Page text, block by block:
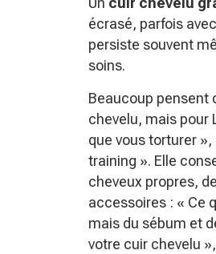
écrasé, parfois
persiste souvent
soins.
Beaucoup pensent
chevelu, mais pour
que vous torturer »
training ». Elle
cheveux propres,
accessoires : « Ce
mais du sébum et
votre cuir chevelu »